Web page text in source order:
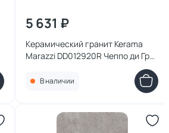
5 631 ₽
Керамический гранит Kerama
Marazzi DD012920R Чеппо ди Гре
коричневый матовый обрезной
119,5x119,5x0,9
В наличии